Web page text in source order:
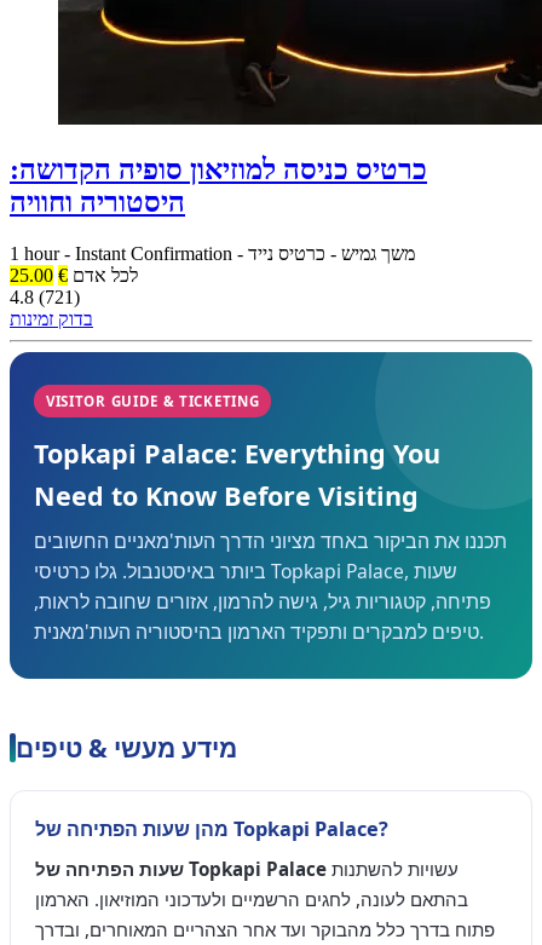
כרטיס כניסה למוזיאון סופיה הקדושה:
היסטוריה וחוויה
1 hour - Instant Confirmation - משך גמיש - כרטיס נייד
לכל אדם €
25.00
4.8 (721)
בדוק זמינות
VISITOR GUIDE & TICKETING
Topkapi Palace: Everything You
Need to Know Before Visiting
תכננו את הביקור באחד מציוני הדרך העות'מאניים החשובים
ביותר באיסטנבול. גלו כרטיסי Topkapi Palace, שעות
פתיחה, קטגוריות גיל, גישה להרמון, אזורים שחובה לראות,
טיפים למבקרים ותפקיד הארמון בהיסטוריה העות'מאנית.
מידע מעשי & טיפים
מהן שעות הפתיחה של Topkapi Palace?
שעות הפתיחה של Topkapi Palace
בהתאם לעונה, לחגים הרשמיים ולעדכוני המוזיאון. הארמון
פתוח בדרך כלל מהבוקר ועד אחר הצהריים המאוחרים, ובדרך